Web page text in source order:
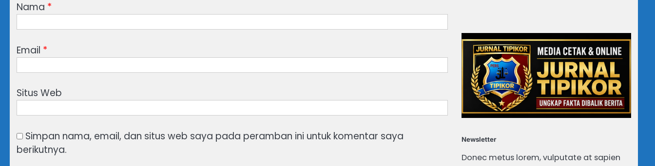
Nama *
Email *
Situs Web
Simpan nama, email, dan situs web saya pada peramban ini untuk komentar saya
berikutnya.
Newsletter
Donec metus lorem, vulputate at sapien